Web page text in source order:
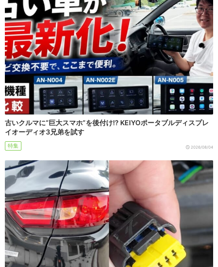
古いクルマに“巨大スマホ”を後付け!? KEIYOポータブルディスプレ
イオーディオ3兄弟を試す
特集 2026/08/04